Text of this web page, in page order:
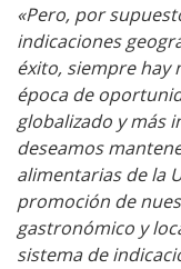
«Pero, por
indicaciones
éxito, siempre hay
época de
globalizado y más
deseamos
alimentarias de la
promoción de
gastronómico y
sistema de